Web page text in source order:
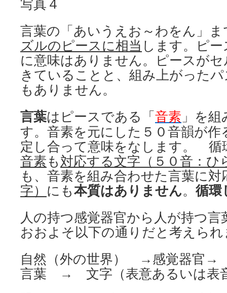
写真４
言葉の「あいうえお～わをん」ま
ズルのピースに相当 します。ピ
に意味はありません。ピースが
きていることと、組み上がった
もありません。
言葉はピースである「 音素 」を
す。音素を元にした５０音韻が作
定し合って意味をなします。 循
音素 も 対応する文字（５０音：ひ
も、音素を組み合わせた言葉に対
字） にも本質はありません。 循環
人の持つ感覚器官から人が持つ
おおよそ以下の通りだと考えられ
自然（外の世界） →感覚器
言葉 → 文字（表意あるいは表